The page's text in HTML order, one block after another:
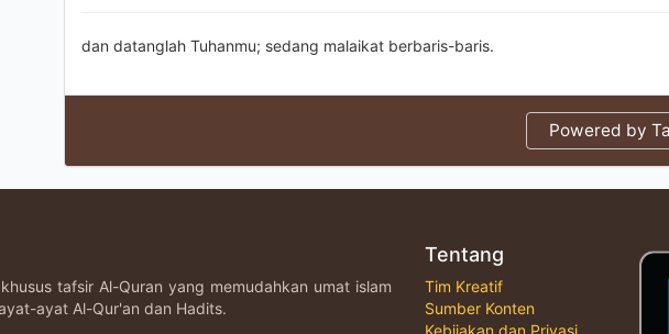
dan datanglah Tuhanmu; sedang malaikat berbaris-baris.
Powered by
tafsir Al-Quran yang memudahkan umat islam
ayat Al-Qur'an dan Hadits.
Tentang
Tim Kreatif
Sumber Konten
Kebijakan dan Privasi